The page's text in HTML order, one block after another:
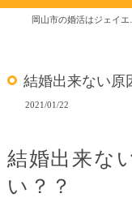
結婚出来ない原
2021/01/22
結婚出来な
い？？